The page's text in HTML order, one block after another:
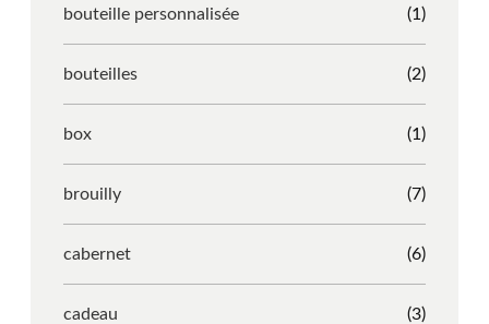
bouteille personnalisée (1)
bouteilles (2)
box (1)
brouilly (7)
cabernet (6)
cadeau (3)